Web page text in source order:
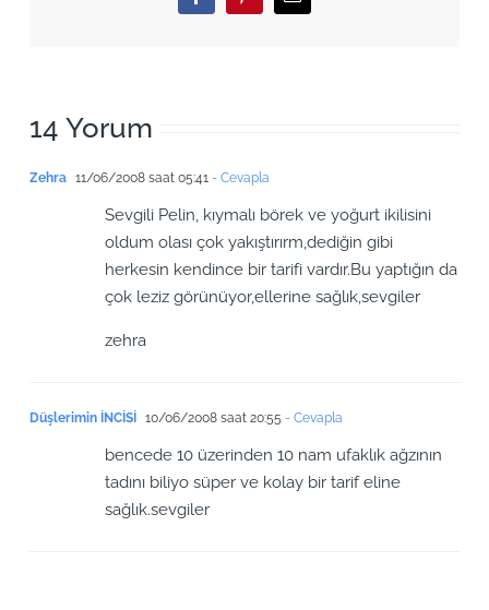
14 Yorum
Zehra 11/06/2008 saat 05:41- Cevapla
Sevgili Pelin, kıymalı börek ve yoğurt ikilisini
oldum olası çok yakıştırırm,dediğin gibi
herkesin kendince bir tarifi vardır.Bu yaptığın da
çok leziz görünüyor,ellerine sağlık,sevgiler
zehra
Düşlerimin İNCİSİ 10/06/2008 saat 20:55 - Cevapla
bencede 10 üzerinden 10 nam ufaklık ağzının
tadını biliyo süper ve kolay bir tarif eline
sağlık.sevgiler